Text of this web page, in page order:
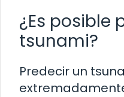
¿Es posible
tsunami?
Predecir un